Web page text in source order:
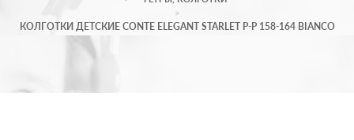
КОЛГОТКИ ДЕТСКИЕ CONTE ELEGANT STARLET Р-Р 158-164 BIANCO